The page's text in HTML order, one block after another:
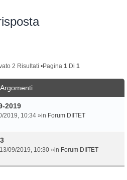
2 Risultati •Pagina 1 Di 1
Argomenti
2019
2019, 10:34 »in Forum DIITET
09/2019, 10:30 »in Forum DIITET